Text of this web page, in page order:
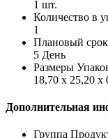
1 шт.
Количество в
1
Плановый срок
5 День
Размеры
18,70 x 25,20 x
Дополнительная
Группа